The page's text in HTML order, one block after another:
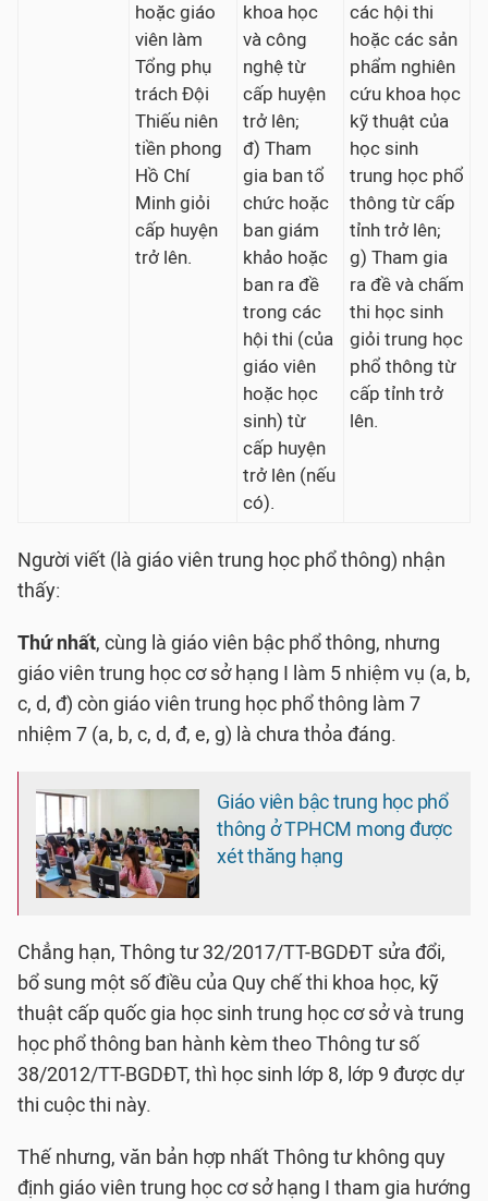
hoặc giáo
viên làm
Tổng phụ
trách Đội
Thiếu niên
tiền phong
Hồ Chí
Minh giỏi
cấp huyện
trở lên.
khoa học
và công
nghệ từ
cấp huyện
trở lên;
đ) Tham
gia ban tổ
chức hoặc
ban giám
khảo hoặc
ban ra đề
trong các
hội thi (của
giáo viên
hoặc học
sinh) từ
cấp huyện
trở lên (nếu
có).
các hội thi
hoặc các sản
phẩm nghiên
cứu khoa học
kỹ thuật của
học sinh
trung học phổ
thông từ cấp
tỉnh trở lên;
g) Tham gia
ra đề và chấm
thi học sinh
giỏi trung học
phổ thông từ
cấp tỉnh trở
lên.
Người viết (là giáo viên trung học phổ thông) nhận
thấy:
Thứ nhất, cùng là giáo viên bậc phổ thông, nhưng
giáo viên trung học cơ sở hạng I làm 5 nhiệm vụ (a, b,
c, d, đ) còn giáo viên trung học phổ thông làm 7
nhiệm 7 (a, b, c, d, đ, e, g) là chưa thỏa đáng.
Giáo viên bậc trung học phổ
thông ở TPHCM mong được
xét thăng hạng
Chẳng hạn, Thông tư 32/2017/TT-BGDĐT sửa đổi,
bổ sung một số điều của Quy chế thi khoa học, kỹ
thuật cấp quốc gia học sinh trung học cơ sở và trung
học phổ thông ban hành kèm theo Thông tư số
38/2012/TT-BGDĐT, thì học sinh lớp 8, lớp 9 được dự
thi cuộc thi này.
Thế nhưng, văn bản hợp nhất Thông tư không quy
định giáo viên trung học cơ sở hạng I tham gia hướng